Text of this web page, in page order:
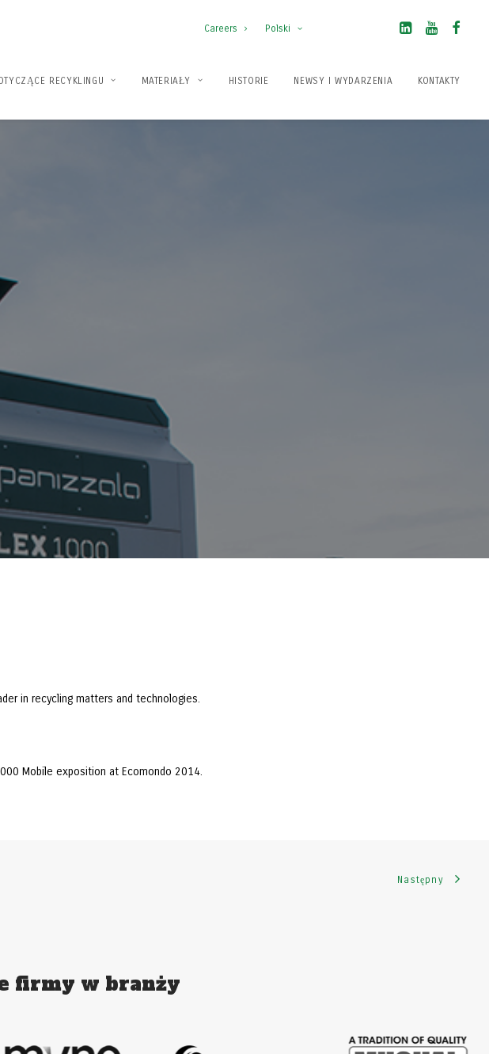
Careers Polski
RECYKLINGU MATERIAŁY HISTORIE NEWSY I WYDARZENIA KONTAKTY
in recycling matters and technologies.
Mobile exposition at Ecomondo 2014.
Następny
firmy w branży